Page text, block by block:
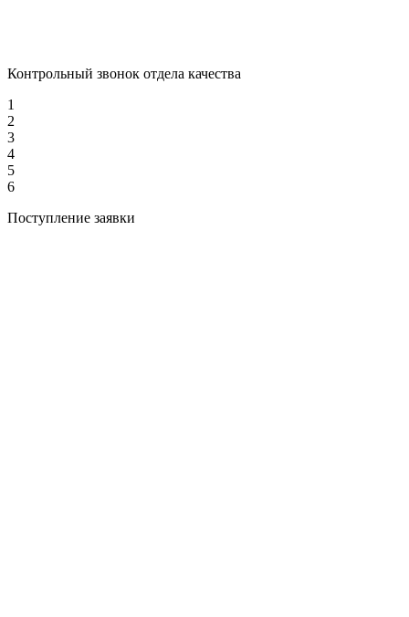
Контрольный звонок отдела качества
1
2
3
4
5
6
Поступление заявки